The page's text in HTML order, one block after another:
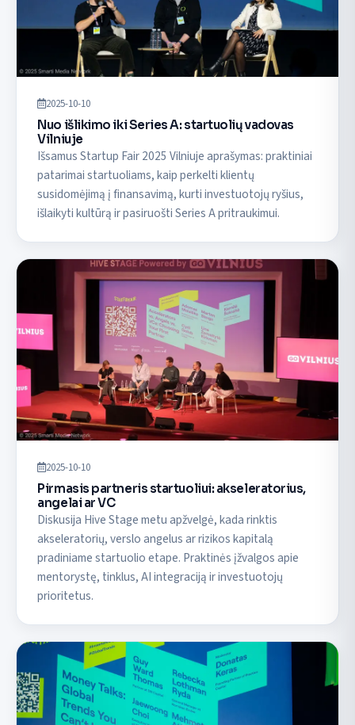
2025-10-10
Nuo išlikimo iki Series A: startuolių vadovas
Vilniuje
Išsamus Startup Fair 2025 Vilniuje aprašymas: praktiniai
patarimai startuoliams, kaip perkelti klientų
susidomėjimą į finansavimą, kurti investuotojų ryšius,
išlaikyti kultūrą ir pasiruošti Series A pritraukimui.
2025-10-10
Pirmasis partneris startuoliui: akseleratorius,
angelai ar VC
Diskusija Hive Stage metu apžvelgė, kada rinktis
akseleratorių, verslo angelus ar rizikos kapitalą
pradiniame startuolio etape. Praktinės įžvalgos apie
mentorystę, tinklus, AI integraciją ir investuotojų
prioritetus.